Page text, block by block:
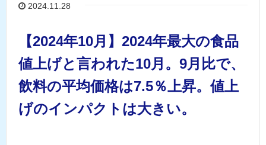
2024.11.28
【2024年10月】2024年最大の食品
値上げと言われた10月。9月比で、
飲料の平均価格は7.5％上昇。値上
げのインパクトは大きい。